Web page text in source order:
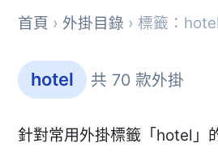
首頁 › 外掛目錄 › 標籤：hotel
hotel 共 70 款外掛
針對常用外掛標籤「hotel」